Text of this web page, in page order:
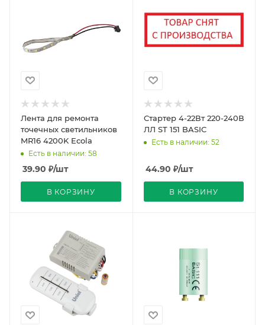
Лента для ремонта
точечных светильников
MR16 4200K Ecola
Есть в наличии: 58
39.90 ₽/шт
В КОРЗИНУ
Стартер 4-22Вт 220-240В
ЛЛ ST 151 BASIC
Есть в наличии: 52
44.90 ₽/шт
В КОРЗИНУ